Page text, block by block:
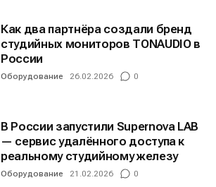
Как два партнёра создали бренд
студийных мониторов TONAUDIO в
России
Оборудование 26.02.2026 0
В России запустили Supernova LAB
— сервис удалённого доступа к
реальному студийному железу
Оборудование 21.02.2026 0